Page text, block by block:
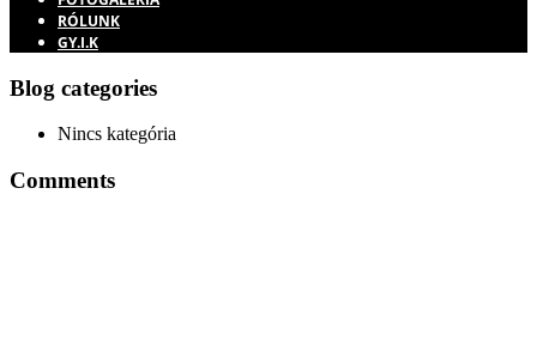
RÓLUNK
GY.I.K
Blog categories
Nincs kategória
Comments